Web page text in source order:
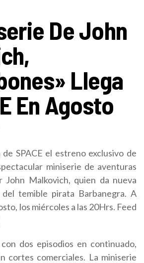
De John
Llega
En Agosto
SPACE el estreno exclusivo de
miniserie de aventuras
John Malkovich, quien da nueva
temible pirata Barbanegra. A
los miércoles a las 20Hrs. Feed
dos episodios en continuado,
cortes comerciales. La miniserie